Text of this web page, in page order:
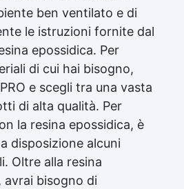
ben ventilato e di
le istruzioni fornite dal
epossidica. Per
di cui hai bisogno,
e scegli tra una vasta
di alta qualità. Per
la resina epossidica, è
disposizione alcuni
Oltre alla resina
avrai bisogno di